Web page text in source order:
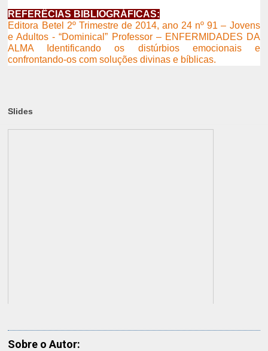
REFERÊCIAS BIBLIOGRÁFICAS:
Editora Betel 2º Trimestre de 2014, ano 24 nº 91 – Jovens
e Adultos - “Dominical” Professor – ENFERMIDADES DA
ALMA Identificando os distúrbios emocionais e
confrontando-os com soluções divinas e bíblicas.
Slides
Sobre o Autor: